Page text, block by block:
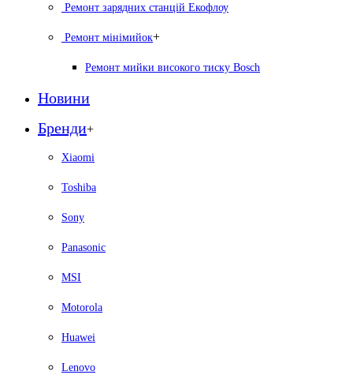
Ремонт зарядних станцій Екофлоу
Ремонт мiнiмийок+
Ремонт мийки високого тиску Bosch
Новини
Бренди+
Xiaomi
Toshiba
Sony
Panasonic
MSI
Motorola
Huawei
Lenovo